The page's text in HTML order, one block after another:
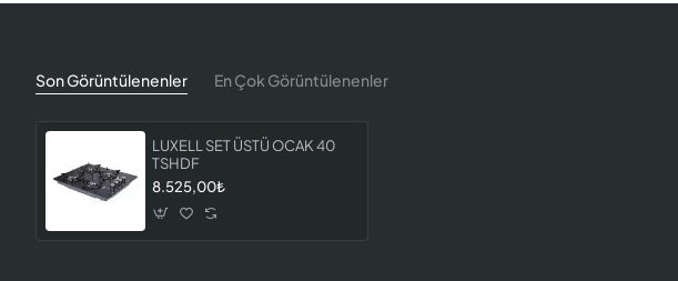
Son Görüntülenenler En Çok Görüntülenenler
LUXELL SET ÜSTÜ OCAK 40
TSHDF
8.525,00₺